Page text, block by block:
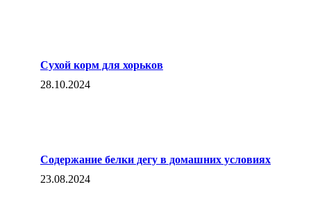
Сухой корм для хорьков
28.10.2024
Содержание белки дегу в домашних условиях
23.08.2024